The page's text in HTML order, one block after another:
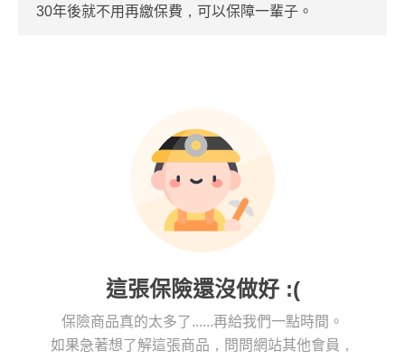
30年後就不用再繳保費，可以保障一輩子。
這張保險還沒做好 :(
保險商品真的太多了......再給我們一點時間。
如果急著想了解這張商品，問問網站其他會員，